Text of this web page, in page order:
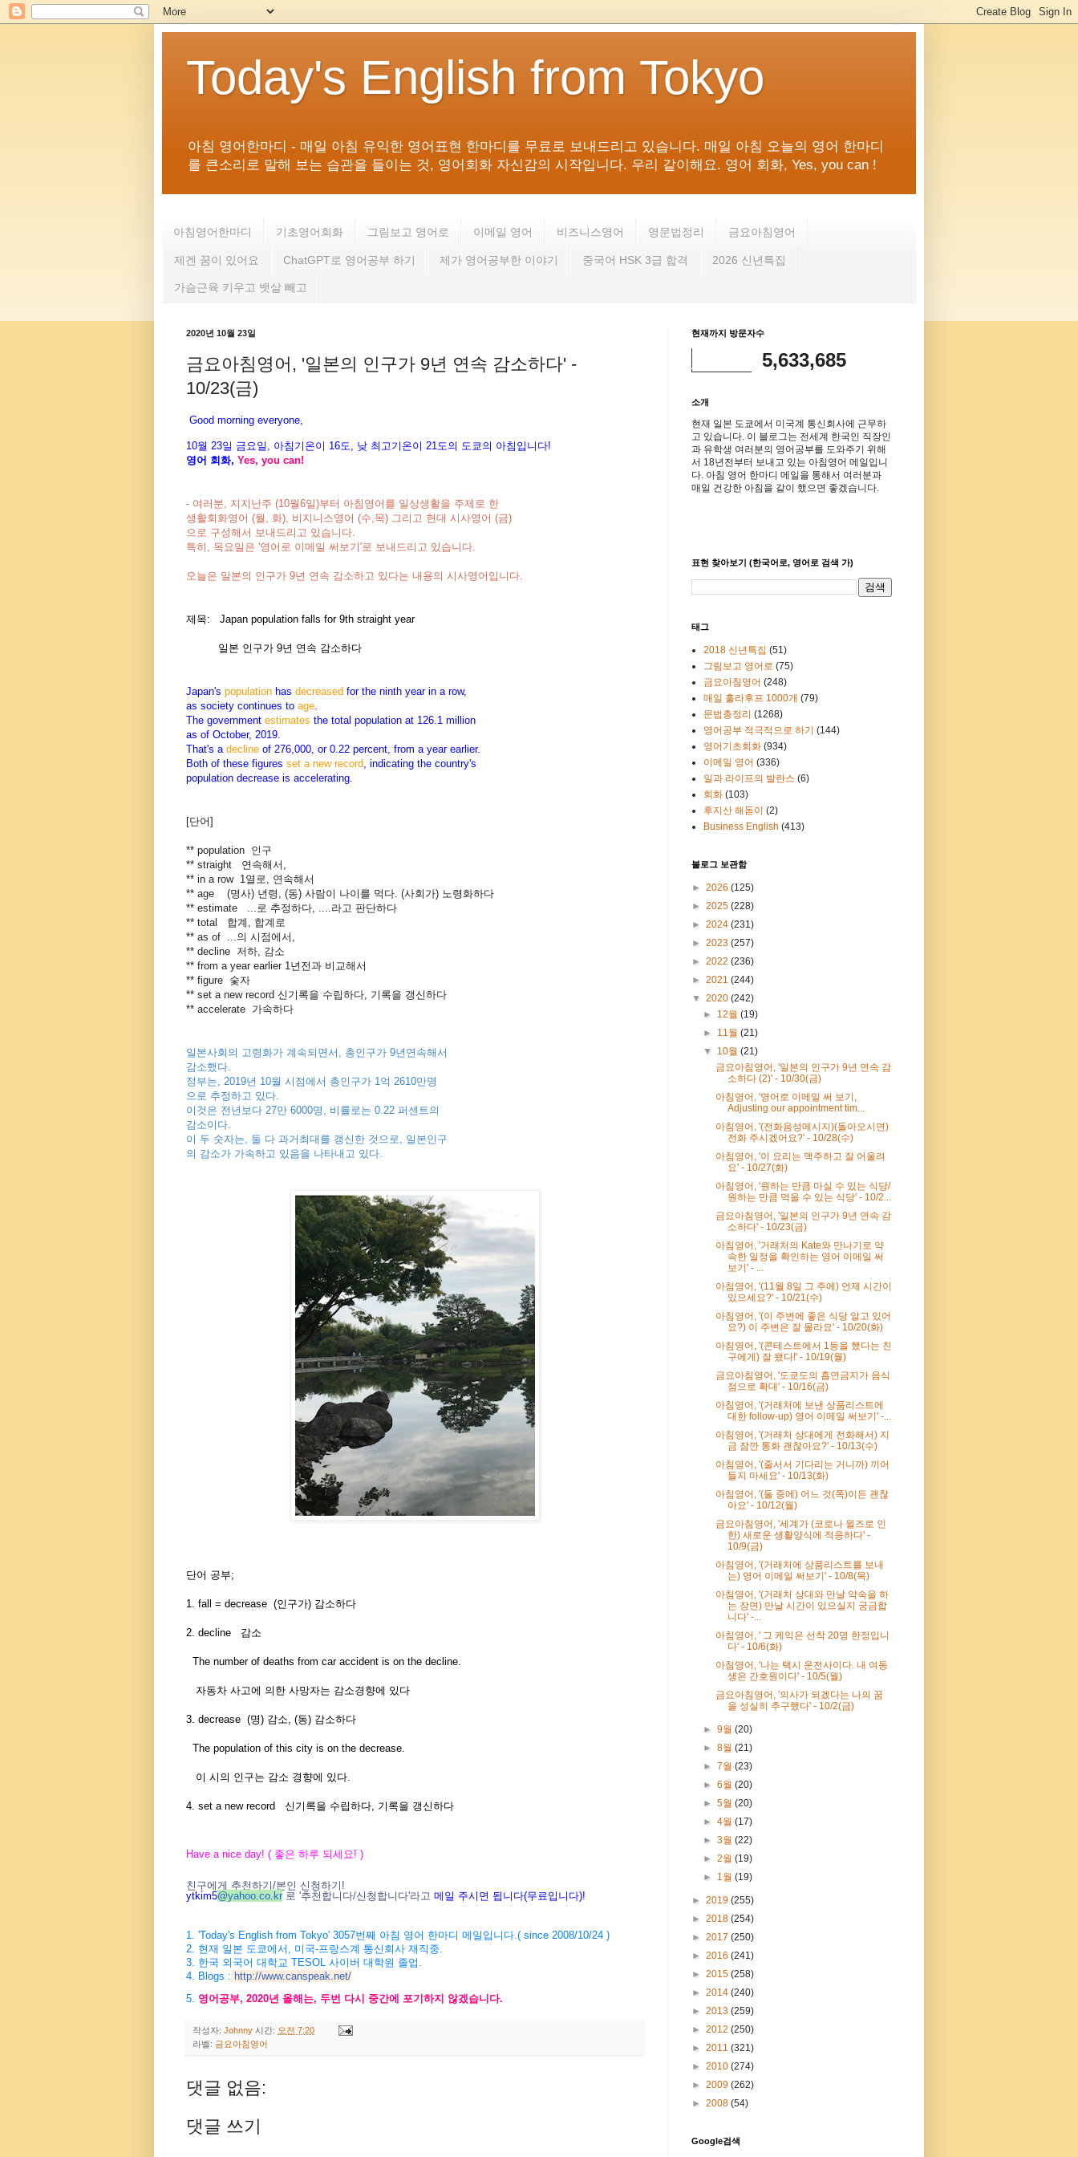
Today's English from Tokyo
아침 영어한마디 - 매일 아침 유익한 영어표현 한마디를 무료로 보내드리고 있습니다. 매일 아침 오늘의 영어 한마디
를 큰소리로 말해 보는 습관을 들이는 것, 영어회화 자신감의 시작입니다. 우리 같이해요. 영어 회화, Yes, you can !
아침영어한마디 기초영어회화 그림보고 영어로 이메일 영어 비즈니스영어 영문법정리 금요아침영어
제겐 꿈이 있어요 ChatGPT로 영어공부 하기 제가 영어공부한 이야기 중국어 HSK 3급 합격 2026 신년특집
가슴근육 키우고 뱃살 빼고
2020년 10월 23일
금요아침영어, '일본의 인구가 9년 연속 감소하다' -
10/23(금)
Good morning everyone,
10월 23일 금 요 일, 아침기온이 16도 , 낮 최고기온이 21도의 도쿄의 아침입니다!
영어 회화, Yes, you can!
- 여러분, 지지난주 (10월6일)부터 아침영어를 일상생활을 주제로 한
생활회화영어 (월, 화), 비지니스영어 (수,목) 그리고 현대 시사영어 (금)
으로 구성해서 보내드리고 있습니다.
특히, 목요일은 '영어로 이메일 써보기'로 보내드리고 있습니다.
오늘은 일본의 인구가 9년 연속 감소하고 있다는 내용의 시사영어입니다.
제목: Japan population falls for 9th straight year
일본 인구가 9년 연속 감소하다
Japan's population has decreased for the ninth year in a row,
as society continues to age
The government estimates the total population at 126.1 million
as of October, 2019.
That's a decline of 276,000, or 0.22 percent, from a year earlier.
Both of these figures set a new record , indicating the country's
population decrease is accelerating.
[단어]
** population 인구
** straight 연속해서,
** in a row 1열로, 연속해서
** age (명사) 년령, (동) 사람이 나이를 먹다. (사회가) 노령화하다
** estimate ...로 추정하다, ....라고 판단하다
** total 합계, 합계로
** as of ...의 시점에서,
** decline 저하, 감소
** from a year earlier 1년전과 비교해서
** figure 숯자
** set a new record 신기록을 수립하다, 기록을 갱신하다
** accelerate 가속하다
일본사회의 고령화가 계속되면서, 총인구가 9년연속해서
감소했다.
정부는, 2019년 10월 시점에서 총인구가 1억 2610만명
으로 추정하고 있다.
이것은 전년보다 27만 6000명, 비률로는 0.22 퍼센트의
감소이다.
이 두 숫자는, 둘 다 과거최대를 갱신한 것으로, 일본인구
의 감소가 가속하고 있음을 나타내고 있다.
단어 공부;
1. fall = decrease (인구가) 감소하다
2. decline 감소
The number of deaths from car accident is on the decline.
자동차 사고에 의한 사망자는 감소경향에 있다
3. decrease (명) 감소, (동) 감소하다
The population of this city is on the decrease.
이 시의 인구는 감소 경향에 있다.
4. set a new record 신기록을 수립하다, 기록을 갱신하다
Have a nice day! ( 좋은 하루 되세요! )
친구에게 추천하기/본인 신청하기!
ytkim5@yahoo.co.kr 로 '추천합니다/신청합니다'라고 메일 주시면 됩니다(무료입니다)!
1. 'Today's English from Tokyo' 3057번째 아침 영어 한마디 메일입니다.( since 2008/10/24 )
2. 현재 일본 도쿄에서, 미국-프랑스계 통신회사 재직중.
3. 한국 외국어 대학교 TESOL 사이버 대학원 졸업.
4. Blogs : http://www.canspeak.net/
5. 영어공부, 2020년 올해는, 두번 다시 중간에 포기하지 않겠습니다.
작성자: Johnny 시간: 오전 7:20
라벨: 금요아침영어
댓글 없음:
댓글 쓰기
현재까지 방문자수
5,633,685
소개
현재 일본 도쿄에서 미국계 통신회사에 근무하
고 있습니다. 이 블로그는 전세계 한국인 직장인
과 유학생 여러분의 영어공부를 도와주기 위해
서 18년전부터 보내고 있는 아침영어 메일입니
다. 아침 영어 한마디 메일을 통해서 여러분과
매일 건강한 아침을 같이 했으면 좋겠습니다.
표현 찾아보기 (한국어로, 영어로 검색 가)
태그
2018 신년특집 (51)
그림보고 영어로 (75)
금요아침영어 (248)
매일 훌라후프 1000개 (79)
문법총정리 (1268)
영어공부 적극적으로 하기 (144)
영어기초회화 (934)
이메일 영어 (336)
일과 라이프의 발란스 (6)
회화 (103)
후지산 해돋이 (2)
Business English (413)
블로그 보관함
► 2026 (125)
► 2025 (228)
► 2024 (231)
► 2023 (257)
► 2022 (236)
► 2021 (244)
▼ 2020 (242)
► 12월(19)
► 11월(21)
▼ 10월(21)
금요아침영어, '일본의 인구가 9년 연속 감
소하다 (2)' - 10/30(금)
아침영어, '영어로 이메일 써 보기,
Adjusting our appointment tim...
아침영어, '(전화음성메시지)(돌아오시면)
전화 주시겠어요?' - 10/28(수)
아침영어, '이 요리는 맥주하고 잘 어울려
요' - 10/27(화)
아침영어, '원하는 만큼 마실 수 있는 식당/
원하는 만큼 먹을 수 있는 식당' - 10/2...
금요아침영어, '일본의 인구가 9년 연속 감
소하다' - 10/23(금)
아침영어, '거래처의 Kate와 만나기로 약
속한 일정을 확인하는 영어 이메일 써
보기' - ...
아침영어, '(11월 8일 그 주에) 언제 시간이
있으세요?' - 10/21(수)
아침영어, '(이 주변에 좋은 식당 알고 있어
요?) 이 주변은 잘 몰라요' - 10/20(화)
아침영어, '(콘테스트에서 1등을 했다는 친
구에게) 잘 됐다!' - 10/19(월)
금요아침영어, '도쿄도의 흡연금지가 음식
점으로 확대' - 10/16(금)
아침영어, '(거래처에 보낸 상품리스트에
대한 follow-up) 영어 이메일 써보기' -...
아침영어, '(거래처 상대에게 전화해서) 지
금 잠깐 통화 괜찮아요?' - 10/13(수)
아침영어, '(줄서서 기다리는 거니까) 끼어
들지 마세요' - 10/13(화)
아침영어, '(둘 중에) 어느 것(쪽)이든 괜찮
아요' - 10/12(월)
금요아침영어, '세계가 (코로나 윌즈로 인
한) 새로운 생활양식에 적응하다' -
10/9(금)
아침영어, '(거래처에 상품리스트를 보내
는) 영어 이메일 써보기' - 10/8(목)
아침영어, '(거래처 상대와 만날 약속을 하
는 장면) 만날 시간이 있으실지 궁금합
니다' -...
아침영어, ' 그 케익은 선착 20명 한정입니
다' - 10/6(화)
아침영어, '나는 택시 운전사이다. 내 여동
생은 간호원이다' - 10/5(월)
금요아침영어, '의사가 되겠다는 나의 꿈
을 성실히 추구했다' - 10/2(금)
►9월(20)
►8월(21)
►7월(23)
►6월(20)
►5월(20)
►4월(17)
►3월(22)
►2월(19)
► 1월(19)
► 2019 (255)
► 2018 (254)
► 2017 (250)
► 2016 (241)
► 2015 (258)
► 2014 (240)
► 2013 (259)
► 2012 (250)
► 2011 (321)
► 2010 (274)
► 2009 (262)
► 2008 (54)
Google검색